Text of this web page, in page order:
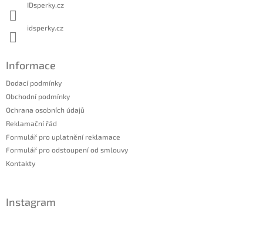
IDsperky.cz
idsperky.cz
Informace
Dodací podmínky
Obchodní podmínky
Ochrana osobních údajů
Reklamační řád
Formulář pro uplatnění reklamace
Formulář pro odstoupení od smlouvy
Kontakty
Instagram